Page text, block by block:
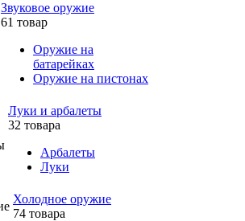
Звуковое оружие
61 товар
Оружие на
батарейках
Оружие на пистонах
Луки и арбалеты
32 товара
Арбалеты
Луки
Холодное оружие
74 товара